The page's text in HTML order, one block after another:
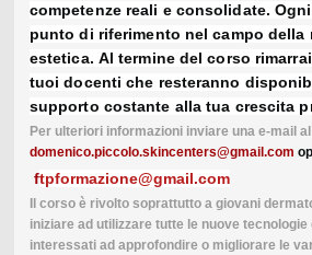
competenze reali e consolidate.
punto di riferimento nel campo della
estetica. Al termine del corso
tuoi docenti che resteranno
supporto costante alla tua crescita
Per ulteriori informazioni inviare una e-mail
domenico.piccolo.skincenters@gmail.com
ftpformazione@gmail.com
Il corso è rivolto soprattutto a giovani
iniziare ad utilizzare tutte le nuove tecnologie
interessati ad approfondire o migliorare le